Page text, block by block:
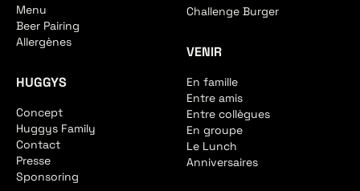
Menu
Beer Pairing
Allergènes
HUGGYS
Concept
Huggys Family
Contact
Presse
Sponsoring
Challenge Burger
VENIR
En famille
Entre amis
Entre collègues
En groupe
Le Lunch
Anniversaires